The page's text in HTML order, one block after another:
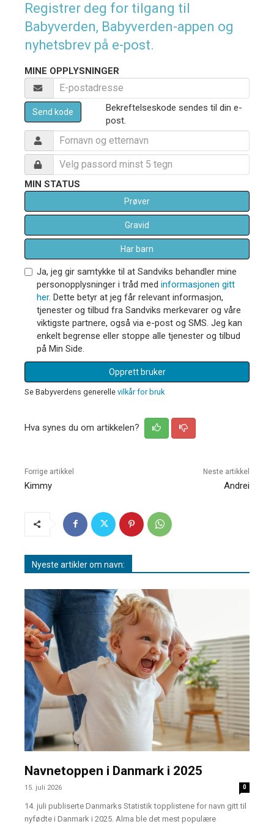
Registrer deg for tilgang til
Babyverden, Babyverden-appen og
nyhetsbrev på e-post.
MINE OPPLYSNINGER
Send kode
Bekreftelseskode sendes til din e-
post.
MIN STATUS
Prøver
Gravid
Har barn
Ja, jeg gir samtykke til at Sandviks behandler mine
personopplysninger i tråd med informasjonen gitt
her. Dette betyr at jeg får relevant informasjon,
tjenester og tilbud fra Sandviks merkevarer og våre
viktigste partnere, også via e-post og SMS. Jeg kan
enkelt begrense eller stoppe alle tjenester og tilbud
på Min Side.
Opprett bruker
Se Babyverdens generelle vilkår for bruk
Hva synes du om artikkelen?
Forrige artikkel
Kimmy
Neste artikkel
Andrei
Nyeste artikler om navn:
Navnetoppen i Danmark i 2025
15. juli 2026 0
14. juli publiserte Danmarks Statistik topplistene for navn gitt til
nyfødte i Danmark i 2025. Alma ble det mest populære